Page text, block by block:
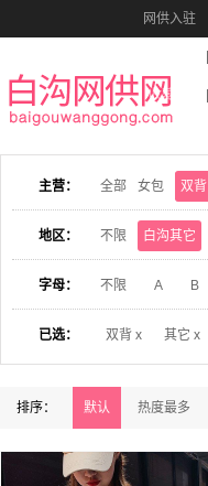
网供入驻
收藏本站
主营： 全部 女包 双背
地区： 不限 白沟其它
字母： 不限 A B
已选： 双背 x 其它 x
排序： 默认 热度最多